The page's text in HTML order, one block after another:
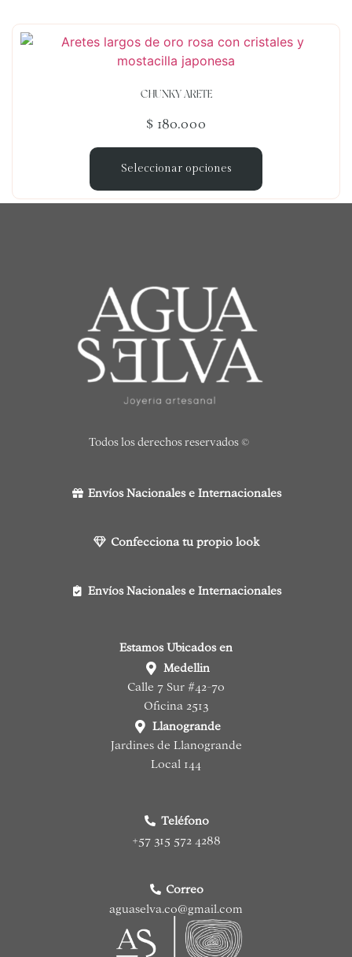
CHUNKY ARETE
$ 180.000
Seleccionar opciones
Todos los derechos reservados ©
Envíos Nacionales e Internacionales
Confecciona tu propio look
Envíos Nacionales e Internacionales
Estamos Ubicados en
Medellin
Calle 7 Sur #42-70
Oficina 2513
Llanogrande
Jardines de Llanogrande
Local 144
Teléfono
+57 315 572 4288
Correo
aguaselva.co@gmail.com